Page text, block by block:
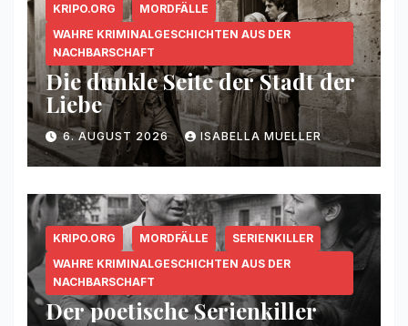
KRIPO.ORG
MORDFÄLLE
WAHRE KRIMINALGESCHICHTEN AUS DER
NACHBARSCHAFT
Die dunkle Seite der Stadt der
Liebe
6. AUGUST 2026 ISABELLA MUELLER
KRIPO.ORG MORDFÄLLE
SERIENKILLER
WAHRE KRIMINALGESCHICHTEN AUS DER
NACHBARSCHAFT
Der poetische Serienkiller